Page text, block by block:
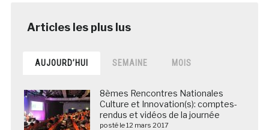
AUJOURD’HUI SEMAINE MOIS
8èmes Rencontres Nationales
Culture et Innovation(s): comptes-
rendus et vidéos de la journée
posté le 12 mars 2017